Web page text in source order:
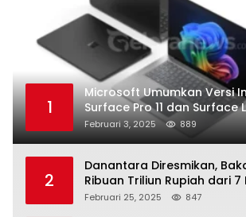
1
Microsoft Umumkan Versi
Surface Pro 11 dan Surface
Februari 3, 2025 889
2
Danantara Diresmikan,
Ribuan Triliun Rupiah dari 7
Februari 25, 2025 847